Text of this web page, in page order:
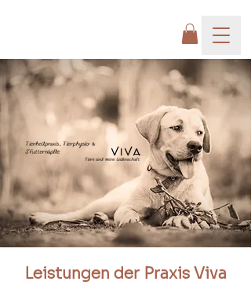
Leistungen der Praxis Viva